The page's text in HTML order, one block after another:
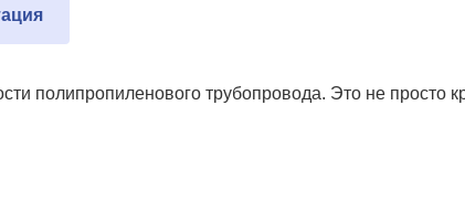
полипропиленового трубопровода. Это не